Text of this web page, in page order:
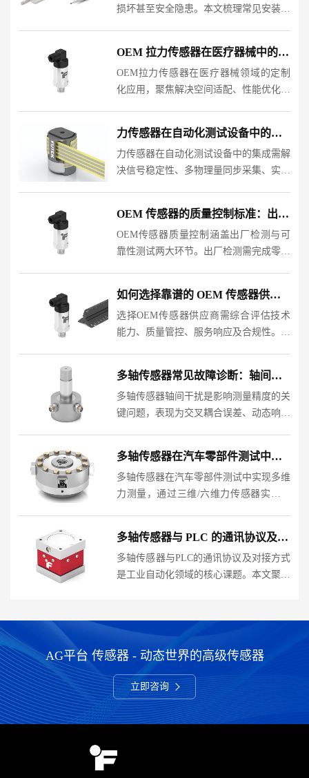
损坏甚至安全隐患。本文梳理常见安装错
接、环境适配等关键环节，帮助用户提升
安装准确性与设备可靠性......
OEM 拉力传感器在医疗器械中的定制化应用案例
OEM拉力传感器在医疗器械领域的定制
化应用，聚焦解决空间适配、性能优化、
径，实现传感器与医疗设备的深度融合，
提升诊疗精度与设备可靠......
力传感器在自动化测试设备中的集成方案
力传感器在自动化测试设备中的集成需解
决信号稳定性、多物理量同步采集、实时
实现高精度、高可靠性的测试系统，满足
工业自动化对力学参数实......
OEM 传感器的质量控制标准：出厂检测与可靠性测试
OEM传感器质量控制涵盖出厂检测与可
靠性测试两大环节。出厂检测需完成零点
度、电气性能等复杂场景验证。二者共同
构建传感器质量防线，确......
如何选择靠谱的 OEM 传感器供应商？关键指标解析
选择OEM传感器供应商需综合评估技术
能力、质量管控、服务响应及合规性。本
统化筛选框架，帮助企业规避合作风险，
建立长期可靠的供应链......
多轴传感器常见故障诊断：轴间干扰处理
多轴传感器轴间干扰是影响测量精度的关
键问题，表现为交叉耦合误差、动态响应
出优化结构设计、改进安装工艺、加强电
磁屏蔽等解决方案，帮......
多轴传感器在汽车零部件测试中的多维力测量案例
多轴传感器在汽车零部件测试中实现多维
力测量，通过三维/六维力传感器实时捕
盖发动机悬置振动分析、碰撞模拟假人受
力监测、精密装配力控......
多轴传感器与 PLC 的通讯协议及对接方式
多轴传感器与PLC的通讯协议及对接方式
是工业自动化领域的核心课题。本文聚焦
AG平台 传感器 - 动态世界的高级传感器
立即咨询